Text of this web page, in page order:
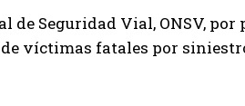
de Seguridad Vial, ONSV, por
víctimas fatales por